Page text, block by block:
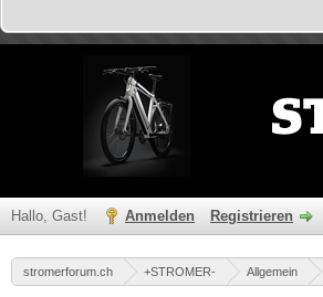
Hallo, Gast! Anmelden Registrieren
stromerforum.ch +STROMER- Allgemein